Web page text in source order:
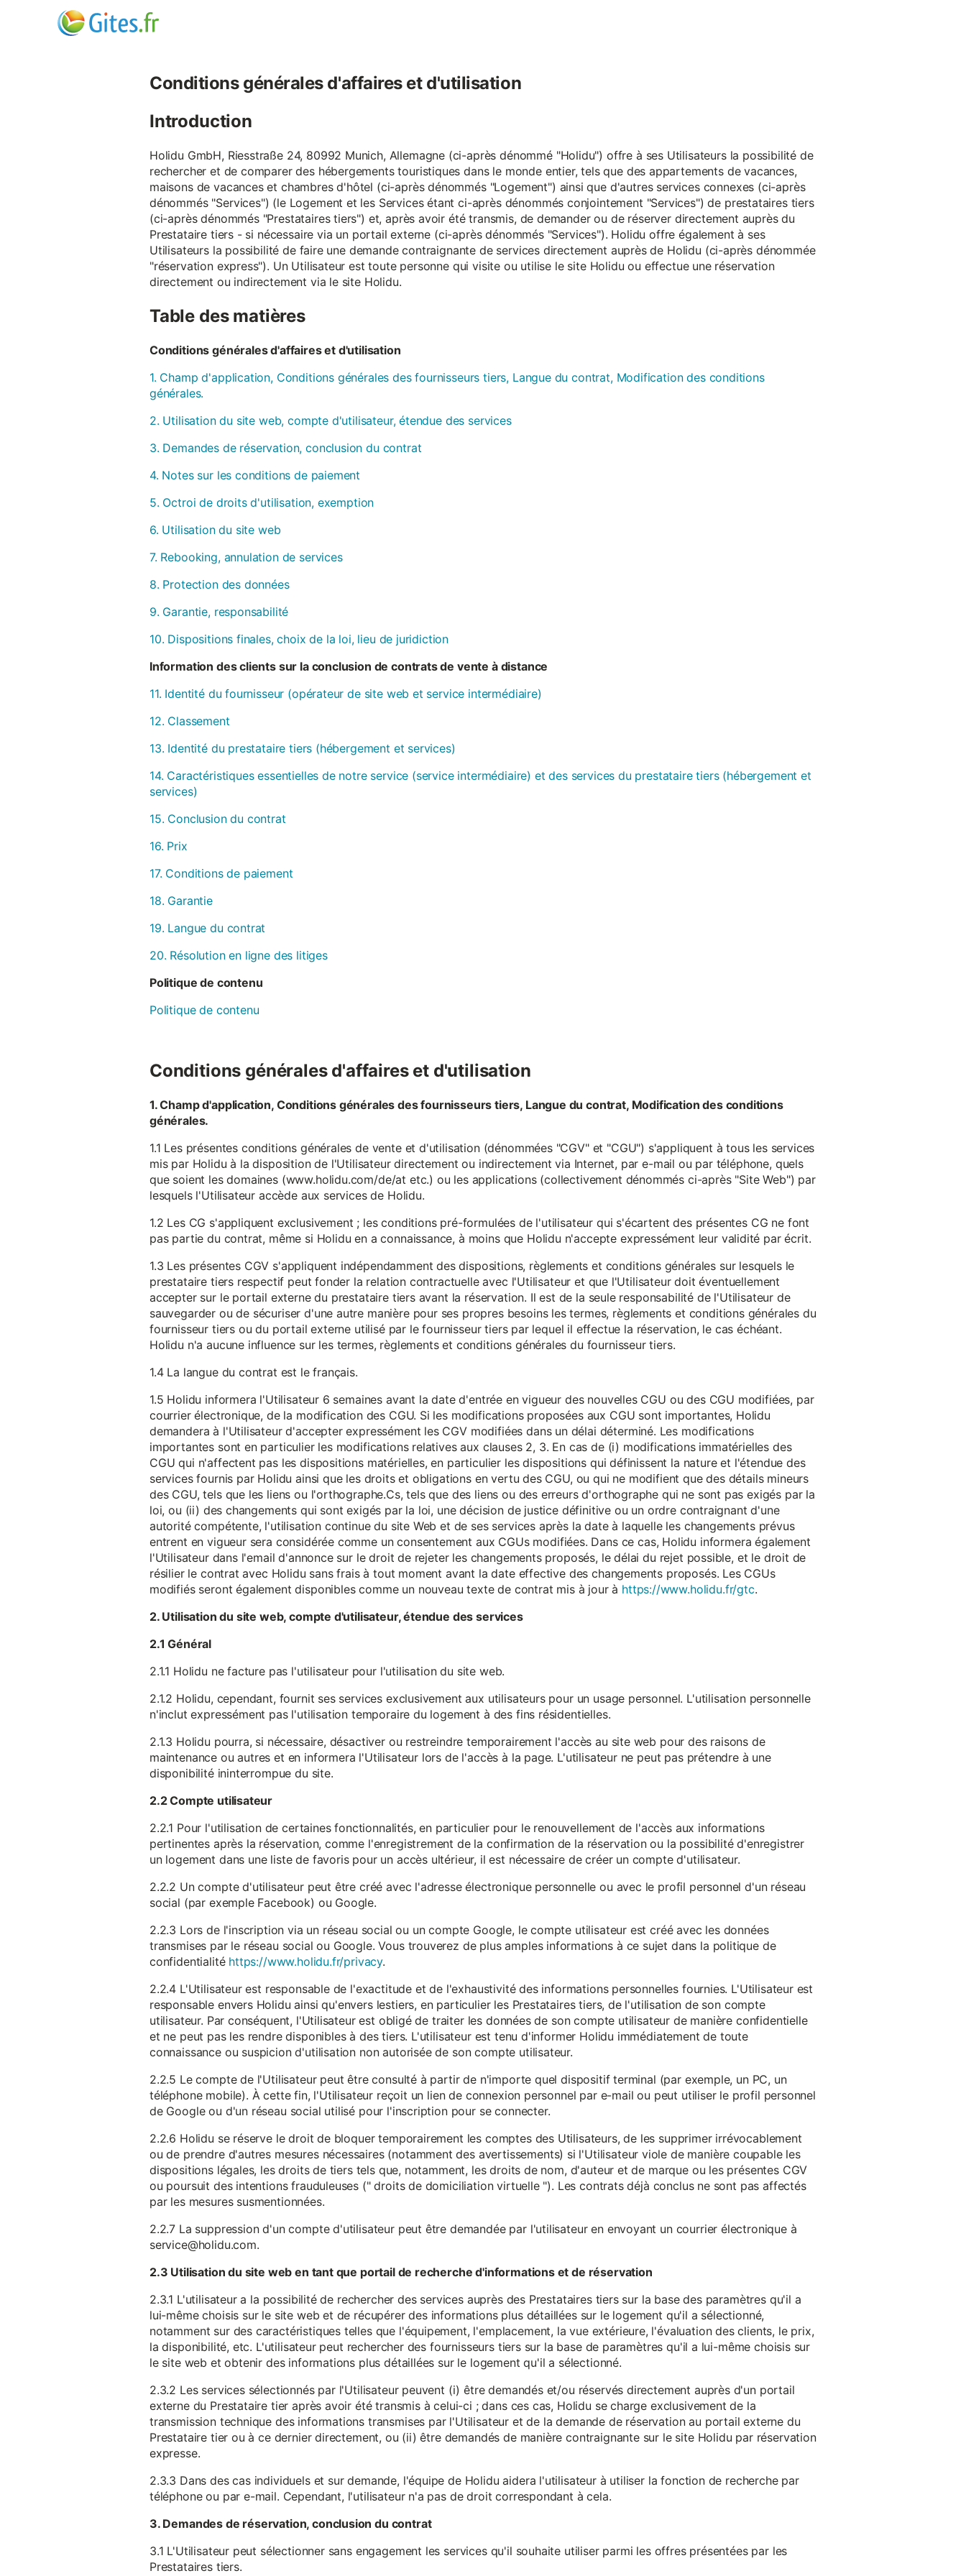
Conditions générales d'affaires et d'utilisation
Introduction
Holidu GmbH, Riesstraße 24, 80992 Munich, Allemagne (ci-après dénommé "Holidu") offre à ses Utilisateurs la possibilité de
rechercher et de comparer des hébergements touristiques dans le monde entier, tels que des appartements de vacances,
maisons de vacances et chambres d'hôtel (ci-après dénommés "Logement") ainsi que d'autres services connexes (ci-après
dénommés "Services") (le Logement et les Services étant ci-après dénommés conjointement "Services") de prestataires tiers
(ci-après dénommés "Prestataires tiers") et, après avoir été transmis, de demander ou de réserver directement auprès du
Prestataire tiers - si nécessaire via un portail externe (ci-après dénommés "Services"). Holidu offre également à ses
Utilisateurs la possibilité de faire une demande contraignante de services directement auprès de Holidu (ci-après dénommée
"réservation express"). Un Utilisateur est toute personne qui visite ou utilise le site Holidu ou effectue une réservation
directement ou indirectement via le site Holidu.
Table des matières
Conditions générales d'affaires et d'utilisation
1. Champ d'application, Conditions générales des fournisseurs tiers, Langue du contrat, Modification des conditions
générales.
2. Utilisation du site web, compte d'utilisateur, étendue des services
3. Demandes de réservation, conclusion du contrat
4. Notes sur les conditions de paiement
5. Octroi de droits d'utilisation, exemption
6. Utilisation du site web
7. Rebooking, annulation de services
8. Protection des données
9. Garantie, responsabilité
10. Dispositions finales, choix de la loi, lieu de juridiction
Information des clients sur la conclusion de contrats de vente à distance
11. Identité du fournisseur (opérateur de site web et service intermédiaire)
12. Classement
13. Identité du prestataire tiers (hébergement et services)
14. Caractéristiques essentielles de notre service (service intermédiaire) et des services du prestataire tiers (hébergement et
services)
15. Conclusion du contrat
16. Prix
17. Conditions de paiement
18. Garantie
19. Langue du contrat
20. Résolution en ligne des litiges
Politique de contenu
Politique de contenu
Conditions générales d'affaires et d'utilisation
1. Champ d'application, Conditions générales des fournisseurs tiers, Langue du contrat, Modification des conditions
générales.
1.1 Les présentes conditions générales de vente et d'utilisation (dénommées "CGV" et "CGU") s'appliquent à tous les services
mis par Holidu à la disposition de l'Utilisateur directement ou indirectement via Internet, par e-mail ou par téléphone, quels
que soient les domaines (www.holidu.com/de/at etc.) ou les applications (collectivement dénommés ci-après "Site Web") par
lesquels l'Utilisateur accède aux services de Holidu.
1.2 Les CG s'appliquent exclusivement ; les conditions pré-formulées de l'utilisateur qui s'écartent des présentes CG ne font
pas partie du contrat, même si Holidu en a connaissance, à moins que Holidu n'accepte expressément leur validité par écrit.
1.3 Les présentes CGV s'appliquent indépendamment des dispositions, règlements et conditions générales sur lesquels le
prestataire tiers respectif peut fonder la relation contractuelle avec l'Utilisateur et que l'Utilisateur doit éventuellement
accepter sur le portail externe du prestataire tiers avant la réservation. Il est de la seule responsabilité de l'Utilisateur de
sauvegarder ou de sécuriser d'une autre manière pour ses propres besoins les termes, règlements et conditions générales du
fournisseur tiers ou du portail externe utilisé par le fournisseur tiers par lequel il effectue la réservation, le cas échéant.
Holidu n'a aucune influence sur les termes, règlements et conditions générales du fournisseur tiers.
1.4 La langue du contrat est le français.
1.5 Holidu informera l'Utilisateur 6 semaines avant la date d'entrée en vigueur des nouvelles CGU ou des CGU modifiées, par
courrier électronique, de la modification des CGU. Si les modifications proposées aux CGU sont importantes, Holidu
demandera à l'Utilisateur d'accepter expressément les CGV modifiées dans un délai déterminé. Les modifications
importantes sont en particulier les modifications relatives aux clauses 2, 3. En cas de (i) modifications immatérielles des
CGU qui n'affectent pas les dispositions matérielles, en particulier les dispositions qui définissent la nature et l'étendue des
services fournis par Holidu ainsi que les droits et obligations en vertu des CGU, ou qui ne modifient que des détails mineurs
des CGU, tels que les liens ou l'orthographe.Cs, tels que des liens ou des erreurs d'orthographe qui ne sont pas exigés par la
loi, ou (ii) des changements qui sont exigés par la loi, une décision de justice définitive ou un ordre contraignant d'une
autorité compétente, l'utilisation continue du site Web et de ses services après la date à laquelle les changements prévus
entrent en vigueur sera considérée comme un consentement aux CGUs modifiées. Dans ce cas, Holidu informera également
l'Utilisateur dans l'email d'annonce sur le droit de rejeter les changements proposés, le délai du rejet possible, et le droit de
résilier le contrat avec Holidu sans frais à tout moment avant la date effective des changements proposés. Les CGUs
modifiés seront également disponibles comme un nouveau texte de contrat mis à jour à https://www.holidu.fr/gtc.
2. Utilisation du site web, compte d'utilisateur, étendue des services
2.1 Général
2.1.1 Holidu ne facture pas l'utilisateur pour l'utilisation du site web.
2.1.2 Holidu, cependant, fournit ses services exclusivement aux utilisateurs pour un usage personnel. L'utilisation personnelle
n'inclut expressément pas l'utilisation temporaire du logement à des fins résidentielles.
2.1.3 Holidu pourra, si nécessaire, désactiver ou restreindre temporairement l'accès au site web pour des raisons de
maintenance ou autres et en informera l'Utilisateur lors de l'accès à la page. L'utilisateur ne peut pas prétendre à une
disponibilité ininterrompue du site.
2.2 Compte utilisateur
2.2.1 Pour l'utilisation de certaines fonctionnalités, en particulier pour le renouvellement de l'accès aux informations
pertinentes après la réservation, comme l'enregistrement de la confirmation de la réservation ou la possibilité d'enregistrer
un logement dans une liste de favoris pour un accès ultérieur, il est nécessaire de créer un compte d'utilisateur.
2.2.2 Un compte d'utilisateur peut être créé avec l'adresse électronique personnelle ou avec le profil personnel d'un réseau
social (par exemple Facebook) ou Google.
2.2.3 Lors de l'inscription via un réseau social ou un compte Google, le compte utilisateur est créé avec les données
transmises par le réseau social ou Google. Vous trouverez de plus amples informations à ce sujet dans la politique de
confidentialité https://www.holidu.fr/privacy.
2.2.4 L'Utilisateur est responsable de l'exactitude et de l'exhaustivité des informations personnelles fournies. L'Utilisateur est
responsable envers Holidu ainsi qu'envers lestiers, en particulier les Prestataires tiers, de l'utilisation de son compte
utilisateur. Par conséquent, l'Utilisateur est obligé de traiter les données de son compte utilisateur de manière confidentielle
et ne peut pas les rendre disponibles à des tiers. L'utilisateur est tenu d'informer Holidu immédiatement de toute
connaissance ou suspicion d'utilisation non autorisée de son compte utilisateur.
2.2.5 Le compte de l'Utilisateur peut être consulté à partir de n'importe quel dispositif terminal (par exemple, un PC, un
téléphone mobile). À cette fin, l'Utilisateur reçoit un lien de connexion personnel par e-mail ou peut utiliser le profil personnel
de Google ou d'un réseau social utilisé pour l'inscription pour se connecter.
2.2.6 Holidu se réserve le droit de bloquer temporairement les comptes des Utilisateurs, de les supprimer irrévocablement
ou de prendre d'autres mesures nécessaires (notamment des avertissements) si l'Utilisateur viole de manière coupable les
dispositions légales, les droits de tiers tels que, notamment, les droits de nom, d'auteur et de marque ou les présentes CGV
ou poursuit des intentions frauduleuses (" droits de domiciliation virtuelle "). Les contrats déjà conclus ne sont pas affectés
par les mesures susmentionnées.
2.2.7 La suppression d'un compte d'utilisateur peut être demandée par l'utilisateur en envoyant un courrier électronique à
service@holidu.com.
2.3 Utilisation du site web en tant que portail de recherche d'informations et de réservation
2.3.1 L'utilisateur a la possibilité de rechercher des services auprès des Prestataires tiers sur la base des paramètres qu'il a
lui-même choisis sur le site web et de récupérer des informations plus détaillées sur le logement qu'il a sélectionné,
notamment sur des caractéristiques telles que l'équipement, l'emplacement, la vue extérieure, l'évaluation des clients, le prix,
la disponibilité, etc. L'utilisateur peut rechercher des fournisseurs tiers sur la base de paramètres qu'il a lui-même choisis sur
le site web et obtenir des informations plus détaillées sur le logement qu'il a sélectionné.
2.3.2 Les services sélectionnés par l'Utilisateur peuvent (i) être demandés et/ou réservés directement auprès d'un portail
externe du Prestataire tier après avoir été transmis à celui-ci ; dans ces cas, Holidu se charge exclusivement de la
transmission technique des informations transmises par l'Utilisateur et de la demande de réservation au portail externe du
Prestataire tier ou à ce dernier directement, ou (ii) être demandés de manière contraignante sur le site Holidu par réservation
expresse.
2.3.3 Dans des cas individuels et sur demande, l'équipe de Holidu aidera l'utilisateur à utiliser la fonction de recherche par
téléphone ou par e-mail. Cependant, l'utilisateur n'a pas de droit correspondant à cela.
3. Demandes de réservation, conclusion du contrat
3.1 L'Utilisateur peut sélectionner sans engagement les services qu'il souhaite utiliser parmi les offres présentées par les
Prestataires tiers.